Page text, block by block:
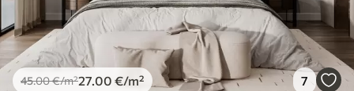
45.00€/m²27 .00 €/m² 7